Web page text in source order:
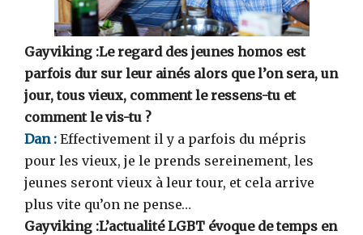
Gayviking :Le regard des jeunes homos est
parfois dur sur leur ainés alors que l’on sera, un
jour, tous vieux, comment le ressens-tu et
comment le vis-tu ?
Dan : Effectivement il y a parfois du mépris
pour les vieux, je le prends sereinement, les
jeunes seront vieux à leur tour, et cela arrive
plus vite qu’on ne pense…
Gayviking :L’actualité LGBT évoque de temps en